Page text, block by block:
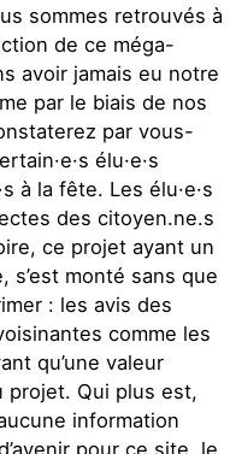
sommes retrouvés à
de ce méga-
avoir jamais eu notre
par le biais de nos
par vous-
élu·e·s
à la fête. Les élu·e·s
des citoyen.ne.s
ce projet ayant un
monté sans que
: les avis des
comme les
qu’une valeur
projet. Qui plus est,
information
pour ce site, le